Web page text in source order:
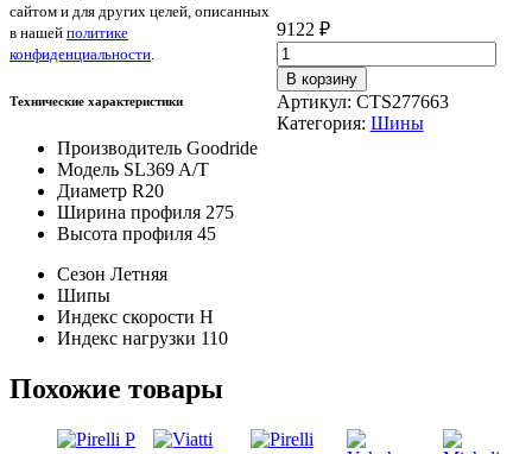
9122 ₽
Количество
товара
Goodride
SL369
A/T
В корзину
Артикул: CTS277663
Категория: Шины
сайтом и для других целей, описанных
в нашей политике
конфиденциальности.
Технические характеристики
Производитель Goodride
Модель SL369 A/T
Диаметр R20
Ширина профиля 275
Высота профиля 45
Сезон Летняя
Шипы
Индекс скорости H
Индекс нагрузки 110
Похожие товары